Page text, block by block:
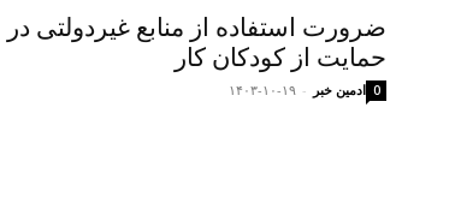
ضرورت استفاده از منابع غیردولتی در
حمایت از کودکان کار
ادمین خبر - ۱۴۰۳-۱۰-۱۹ 0